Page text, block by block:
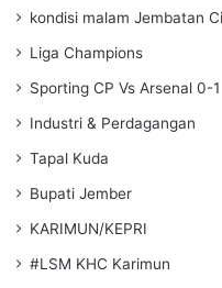
kondisi malam Jembatan
Liga Champions
Sporting CP Vs Arsenal 0-1
Industri & Perdagangan
Tapal Kuda
Bupati Jember
KARIMUN/KEPRI
#LSM KHC Karimun